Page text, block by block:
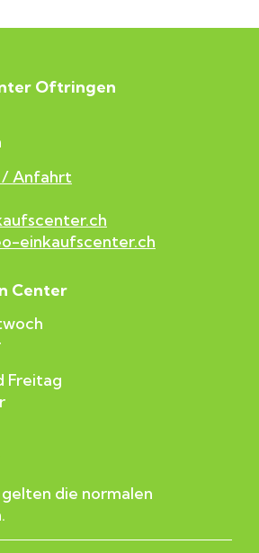
Oftringen
/ Anfahrt
einkaufscenter.ch
Center
Freitag
gelten die normalen